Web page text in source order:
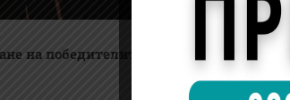
на победителите в научното